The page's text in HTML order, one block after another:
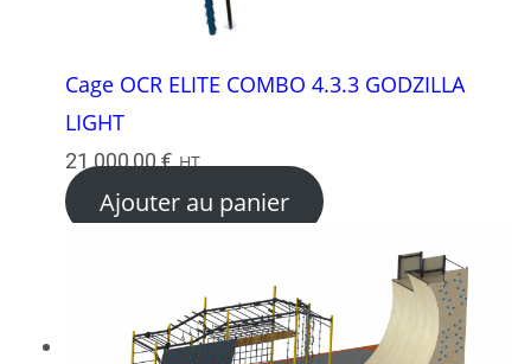
Cage OCR ELITE COMBO 4.3.3 GODZILLA
LIGHT
21 000,00€ HT
Ajouter au panier